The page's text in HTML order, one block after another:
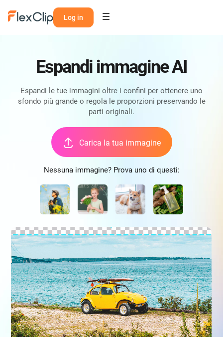
Log in
Espandi immagine AI
Espandi le tue immagini oltre i confini per ottenere uno
sfondo più grande o regola le proporzioni preservando le
parti originali.
Carica la tua immagine
Nessuna immagine? Prova uno di questi: